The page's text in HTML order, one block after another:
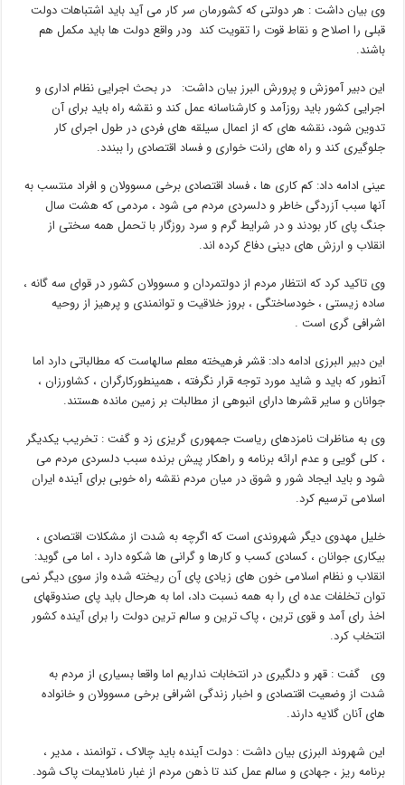
وی بیان داشت : هر دولتی که کشورمان سر کار می آید باید اشتباهات دولت
قبلی را اصلاح و نقاط قوت را تقویت کند ودر واقع دولت ها باید مکمل هم
باشند.
این دبیر آموزش و پرورش البرز بیان داشت: در بحث اجرایی نظام اداری و
اجرایی کشور باید روزآمد و کارشناسانه عمل کند و نقشه راه باید برای آن
تدوین شود، نقشه های که از اعمال سیلقه های فردی در طول اجرای کار
جلوگیری کند و راه های رانت خواری و فساد اقتصادی را ببندد.
عینی ادامه داد: کم کاری ها ، فساد اقتصادی برخی مسوولان و افراد منتسب به
آنها سبب آزردگی خاطر و دلسردی مردم می شود ، مردمی که هشت سال
جنگ پای کار بودند و در شرایط گرم و سرد روزگار با تحمل همه سختی از
انقلاب و ارزش های دینی دفاع کرده اند.
وی تاکید کرد که انتظار مردم از دولتمردان و مسوولان کشور در قوای سه گانه ،
ساده زیستی ، خودساختگی ، بروز خلاقیت و توانمندی و پرهیز از روحیه
اشرافی گری است .
این دبیر البرزی ادامه داد: قشر فرهیخته معلم سالهاست که مطالباتی دارد اما
آنطور که باید و شاید مورد توجه قرار نگرفته ، همینطورکارگران ، کشاورزان ،
جوانان و سایر قشرها دارای انبوهی از مطالبات بر زمین مانده هستند.
وی به مناظرات نامزدهای ریاست جمهوری گریزی زد و گفت : تخریب یکدیگر
، کلی گویی و عدم ارائه برنامه و راهکار پیش برنده سبب دلسردی مردم می
شود و باید ایجاد شور و شوق در میان مردم نقشه راه خوبی برای آینده ایران
اسلامی ترسیم کرد.
خلیل مهدوی دیگر شهروندی است که اگرچه به شدت از مشکلات اقتصادی ،
بیکاری جوانان ، کسادی کسب و کارها و گرانی ها شکوه دارد ، اما می گوید:
انقلاب و نظام اسلامی خون های زیادی پای آن ریخته شده واز سوی دیگر نمی
توان تخلفات عده ای را به همه نسبت داد، اما به هرحال باید پای صندوقهای
اخذ رای آمد و قوی ترین ، پاک ترین و سالم ترین دولت را برای آینده کشور
انتخاب کرد.
وی گفت : قهر و دلگیری در انتخابات نداریم اما واقعا بسیاری از مردم به
شدت از وضعیت اقتصادی و اخبار زندگی اشرافی برخی مسوولان و خانواده
های آنان گلایه دارند.
این شهروند البرزی بیان داشت : دولت آینده باید چالاک ، توانمند ، مدیر ،
برنامه ریز ، جهادی و سالم عمل کند تا ذهن مردم از غبار ناملایمات پاک شود.